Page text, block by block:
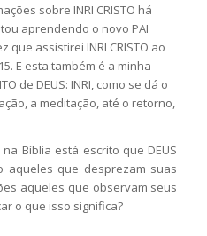
sobre INRI CRISTO há
aprendendo o novo PAI
que assistirei INRI CRISTO ao
E esta também é a minha
de DEUS: INRI, como se dá o
a meditação, até o retorno,
na Bíblia está escrito que DEUS
aqueles que desprezam suas
aqueles que observam seus
o que isso significa?